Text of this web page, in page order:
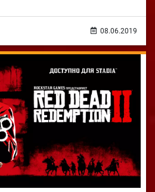
08.06.2019